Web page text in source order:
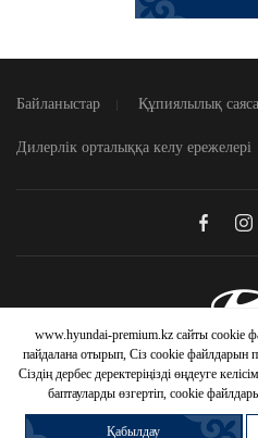
Байланыстар Құпиялылық
Дилерлік орталыққа келу ережелері
© 2026 Hyundai
www.hyundai-premium.kz сайты cookie
пайдалана отырып, Сіз cookie файлдарын
Сіздің дербес деректеріңізді өңдеуге
баптауларды өзгертіп, cookie
Қабылдау